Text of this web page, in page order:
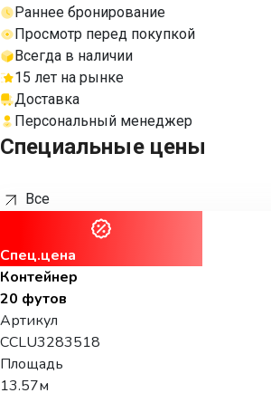
Раннее бронирование
Просмотр перед покупкой
Всегда в наличии
15 лет на рынке
Доставка
Персональный менеджер
Специальные цены
Все
Спец.цена
Контейнер
20 футов
Артикул
CCLU3283518
Площадь
13.57м